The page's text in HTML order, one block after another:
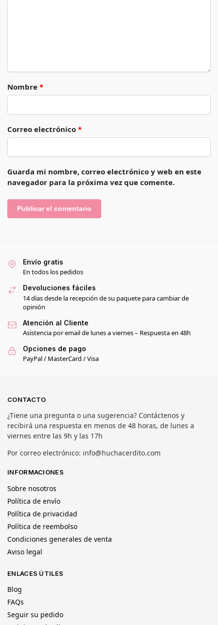
Nombre *
Correo electrónico *
Guarda mi nombre, correo electrónico y web en este
navegador para la próxima vez que comente.
Envío gratis
En todos los pedidos
Devoluciones fáciles
14 días desde la recepción de su paquete para cambiar de
opinión
Atención al Cliente
Asistencia por email de lunes a viernes – Respuesta en 48h
Opciones de pago
PayPal / MasterCard / Visa
CONTACTO
¿Tiene una pregunta o una sugerencia? Contáctenos y
recibirá una respuesta en menos de 48 horas, de lunes a
viernes entre las 9h y las 17h
Por correo electrónico: info@huchacerdito.com
INFORMACIONES
Sobre nosotros
Política de envío
Política de privacidad
Política de reembolso
Condiciones generales de venta
Aviso legal
ENLACES ÚTILES
Blog
FAQs
Seguir su pedido